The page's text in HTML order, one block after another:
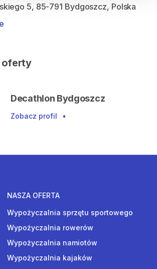
5, 85-791 Bydgoszcz, Polska
oferty
Decathlon Bydgoszcz
Zobacz profil •
NASZA OFERTA
Wypożyczalnia sprzętu sportowego
Wypożyczalnia rowerów
Wypożyczalnia namiotów
Wypożyczalnia kajaków